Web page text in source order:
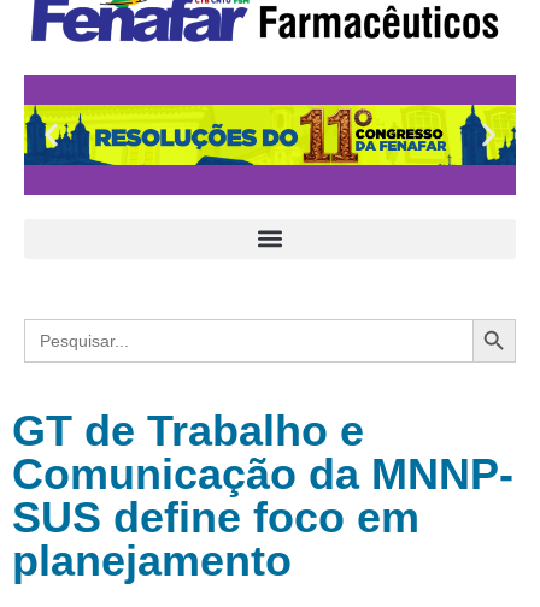
Search
for:
GT de Trabalho e
Comunicação da MNNP-
SUS define foco em
planejamento